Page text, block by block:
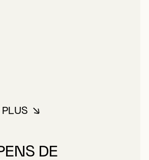
PLUS
PROPOS DE VERMETTE,
DE